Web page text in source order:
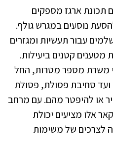
תכונת ארגז מספקים
נוסעים במגרש גולף.
עבור תעשיות ומגזרים
מטענים קטנים ביעילות.
משרת מספר מטרות, החל
ועד סחיבת פסולת, פסולת
או להיפטר מהם. עם מרחב
אלו מציעים יכולת
לצרכים של משימות